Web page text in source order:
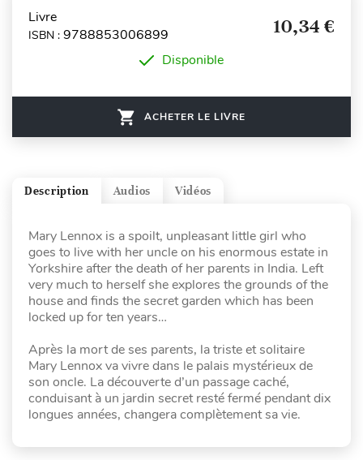
Livre
ISBN : 9788853006899 10,34 €
Disponible
ACHETER LE LIVRE
Vidéos
Audios
Description
Mary Lennox is a spoilt, unpleasant little girl who
goes to live with her uncle on his enormous estate in
Yorkshire after the death of her parents in India. Left
very much to herself she explores the grounds of the
house and finds the secret garden which has been
locked up for ten years…
Après la mort de ses parents, la triste et solitaire
Mary Lennox va vivre dans le palais mystérieux de
son oncle. La découverte d’un passage caché,
conduisant à un jardin secret resté fermé pendant dix
longues années, changera complètement sa vie.